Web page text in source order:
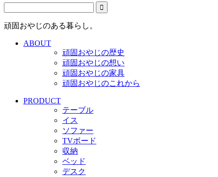
頑固おやじのある暮らし。
ABOUT
頑固おやじの歴史
頑固おやじの想い
頑固おやじの家具
頑固おやじのこれから
PRODUCT
テーブル
イス
ソファー
TVボード
収納
ベッド
デスク